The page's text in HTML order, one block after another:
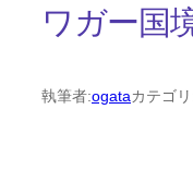
ワガー国
執筆者:ogataカテゴ